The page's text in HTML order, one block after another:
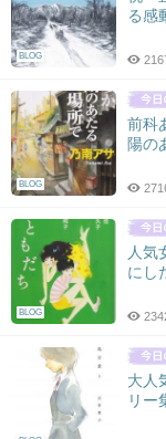
BLOG
る感
BLOG
前科
陽の
BLOG
人気
にし
大人
リー